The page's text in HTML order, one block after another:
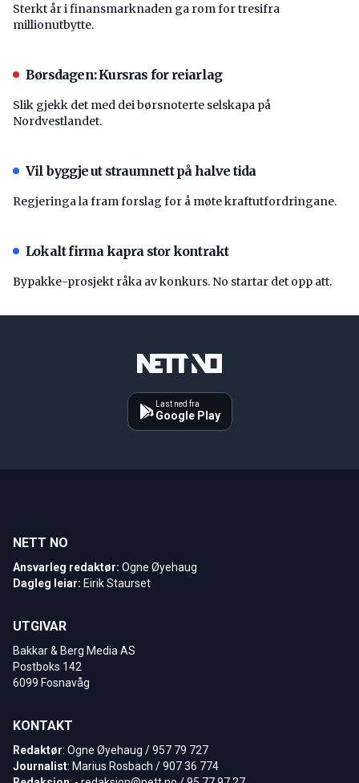
Sterkt år i finansmarknaden ga rom for tresifra
millionutbytte.
Børsdagen: Kursras for reiarlag
Slik gjekk det med dei børsnoterte selskapa på
Nordvestlandet.
Vil byggje ut straumnett på halve tida
Regjeringa la fram forslag for å møte kraftutfordringane.
Lokalt firma kapra stor kontrakt
Bypakke-prosjekt råka av konkurs. No startar det opp att.
Last ned fra
Google Play
NETT NO
Ansvarleg redaktør: Ogne Øyehaug
Dagleg leiar: Eirik Staurset
UTGIVAR
Bakkar & Berg Media AS
Postboks 142
6099 Fosnavåg
KONTAKT
Redaktør: Ogne Øyehaug / 957 79 727
Journalist: Marius Rosbach / 907 36 774